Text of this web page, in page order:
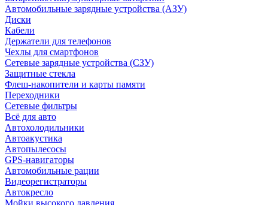
Автомобильные зарядные устройства (АЗУ)
Диски
Кабели
Держатели для телефонов
Чехлы для смартфонов
Сетевые зарядные устройства (СЗУ)
Защитные стекла
Флеш-накопители и карты памяти
Переходники
Сетевые фильтры
Всё для авто
Автохолодильники
Автоакустика
Автопылесосы
GPS-навигаторы
Автомобильные рации
Видеорегистраторы
Автокресло
Мойки высокого давления